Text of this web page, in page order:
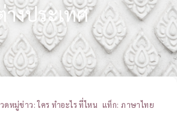
างประเทศ
ดหมู่ข่าว:ใคร ทำอะไร ที่ไหน แท็ก: ภาษาไทย